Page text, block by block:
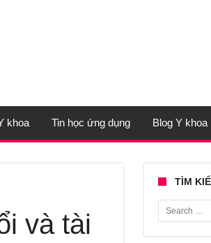
khoa Tin học ứng dụng Blog Y khoa
và tài
TÌM
Search for: